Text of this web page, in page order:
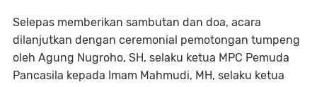
Selepas memberikan sambutan dan doa, acara
dilanjutkan dengan ceremonial pemotongan tumpeng
oleh Agung Nugroho, SH, selaku ketua MPC Pemuda
Pancasila kepada Imam Mahmudi, MH, selaku ketua